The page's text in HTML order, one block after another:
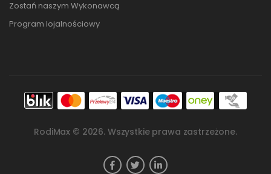
Zostań naszym Wykonawcą
Program lojalnościowy
RodiMax © 2026. Wszystkie prawa zastrzeżone.